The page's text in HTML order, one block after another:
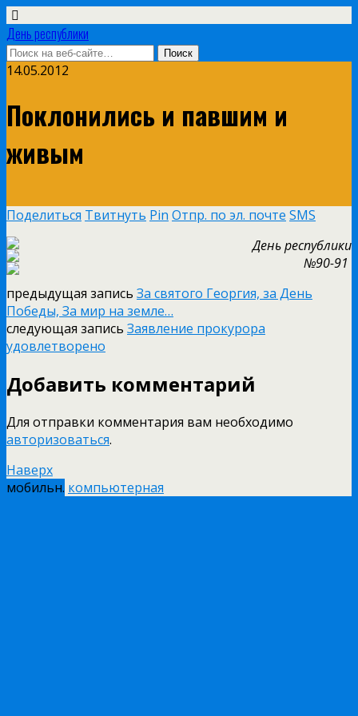
День республики
14.05.2012
Поклонились и павшим и
живым
Поделиться Твитнуть Pin Отпр. по эл. почте SMS
День республики
№90-91
предыдущая запись За святого Георгия, за День
Победы, За мир на земле…
следующая запись Заявление прокурора
удовлетворено
Добавить комментарий
Для отправки комментария вам необходимо
авторизоваться.
Наверх
мобильн. компьютерная